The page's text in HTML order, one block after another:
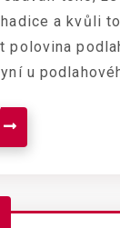
a kvůli
polovina
u